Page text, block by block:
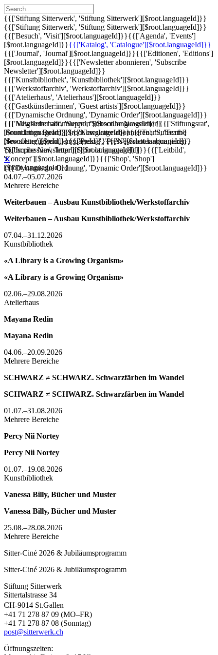
{{['Stiftung Sitterwerk', 'Stiftung Sitterwerk'][$root.languageId]}}
{{['Stiftung Sitterwerk', 'Stiftung Sitterwerk'][$root.languageId]}}
{{['Besuch', 'Visit'][$root.languageId]}}{{['Agenda', 'Events']
[$root.languageId]}}{{['Katalog', 'Catalogue'][$root.languageId]}}
{{['Journal', 'Journal'][$root.languageId]}}{{['Editionen', 'Editions']
[$root.languageId]}}{{['Newsletter abonnieren', 'Subscribe
Newsletter'][$root.languageId]}}
{{['Kunstbibliothek', 'Kunstbibliothek'][$root.languageId]}}
{{['Werkstoffarchiv', 'Werkstoffarchiv'][$root.languageId]}}
{{['Atelierhaus', 'Atelierhaus'][$root.languageId]}}
{{['Gastkünstler:innen', 'Guest artists'][$root.languageId]}}
{{['Dynamische Ordnung', 'Dynamic Order'][$root.languageId]}}
{{['Mitgliedschaft', 'Support'][$root.languageId]}}{{['Stiftungsrat',
'Foundation Board'][$root.languageId]}}{{['Team', 'Team']
[$root.languageId]}}{{['Presse', 'Press'][$root.languageId]}}
{{['Impressum', 'Imprint'][$root.languageId]}}{{['Leitbild',
'Concept'][$root.languageId]}}{{['Shop', 'Shop']
[$root.languageId]}}
{{['Newsletter abonnieren', 'Subscribe Newsletter']
[$root.languageId]}}{{['Newsletter abonnieren', 'Subscribe
Newsletter'][$root.languageId]}}{{['Newsletter abonnieren',
'Subscribe Newsletter'][$root.languageId]}}
✕
{{['Dynamische Ordnung', 'Dynamic Order'][$root.languageId]}}
04.07.–05.07.2026
Mehrere Bereiche
Weiterbauen – Ausbau Kunstbibliothek/Werkstoffarchiv
Weiterbauen – Ausbau Kunstbibliothek/Werkstoffarchiv
07.04.–31.12.2026
Kunstbibliothek
«A Library is a Growing Organism»
«A Library is a Growing Organism»
02.06.–29.08.2026
Atelierhaus
Mayana Redin
Mayana Redin
04.06.–20.09.2026
Mehrere Bereiche
SCHWARZ ≠ SCHWARZ. Schwarzfärben im Wandel
SCHWARZ ≠ SCHWARZ. Schwarzfärben im Wandel
01.07.–31.08.2026
Mehrere Bereiche
Percy Nii Nortey
Percy Nii Nortey
01.07.–19.08.2026
Kunstbibliothek
Vanessa Billy, Bücher und Muster
Vanessa Billy, Bücher und Muster
25.08.–28.08.2026
Mehrere Bereiche
Sitter-Ciné 2026 & Jubiläumsprogramm
Sitter-Ciné 2026 & Jubiläumsprogramm
Stiftung Sitterwerk
Sittertalstrasse 34
CH-9014 St.Gallen
+41 71 278 87 09 (MO–FR)
+41 71 278 87 08 (Sonntag)
post@sitterwerk.ch
Öffnungszeiten: